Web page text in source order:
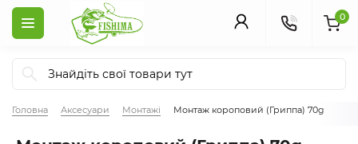
0
Головна Аксесуари Монтажі Монтаж короповий (Гриппа) 70g